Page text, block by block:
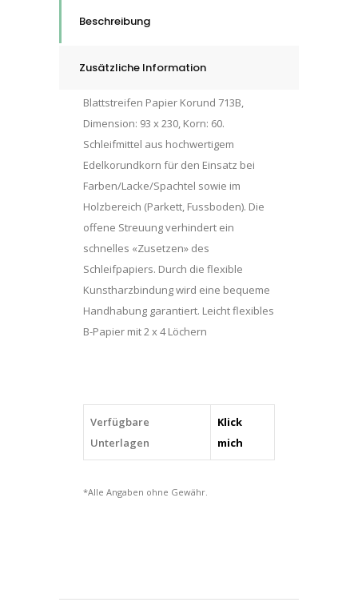
Beschreibung
Zusätzliche Information
Blattstreifen Papier Korund 713B,
Dimension: 93 x 230, Korn: 60.
Schleifmittel aus hochwertigem
Edelkorundkorn für den Einsatz bei
Farben/Lacke/Spachtel sowie im
Holzbereich (Parkett, Fussboden). Die
offene Streuung verhindert ein
schnelles «Zusetzen» des
Schleifpapiers. Durch die flexible
Kunstharzbindung wird eine bequeme
Handhabung garantiert. Leicht flexibles
B-Papier mit 2 x 4 Löchern
Verfügbare
Unterlagen
Klick
mich
*Alle Angaben ohne Gewähr.